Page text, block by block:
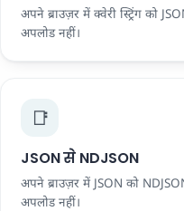
अपने ब्राउज़र में क्वेरी स्ट्रिंग को
अपलोड नहीं।
📑
JSON से NDJSON
अपने ब्राउज़र में JSON को
अपलोड नहीं।